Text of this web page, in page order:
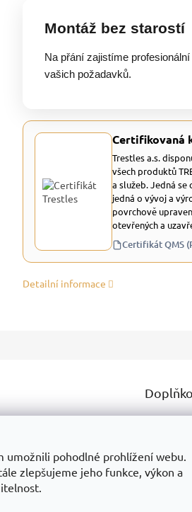
umožnili pohodlné prohlížení webu.
zlepšujeme jeho funkce, výkon a
Montáž bez starostí
Na přání zajistíme
vašich požadavků.
Certifikovaná
Trestles a.s.
všech produktů
a služeb. Jedná
jedná o vývoj a
povrchově
otevřených a
Certifikát QMS
Detailní informace
Na co si dát pozor
Typ